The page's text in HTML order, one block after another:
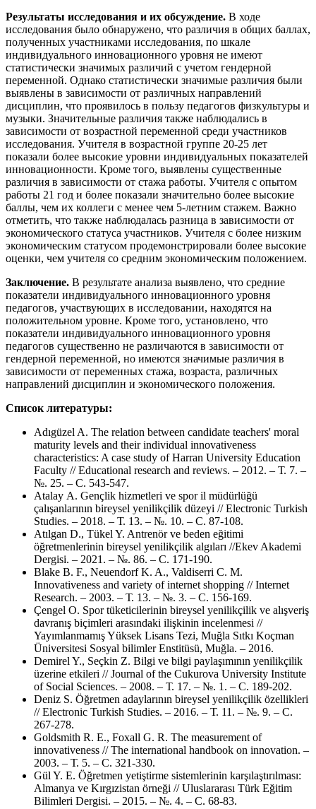
Результаты исследования и их обсуждение. В ходе
исследования было обнаружено, что различия в общих баллах,
полученных участниками исследования, по шкале
индивидуального инновационного уровня не имеют
статистически значимых различий с учетом гендерной
переменной. Однако статистически значимые различия были
выявлены в зависимости от различных направлений
дисциплин, что проявилось в пользу педагогов физкультуры и
музыки. Значительные различия также наблюдались в
зависимости от возрастной переменной среди участников
исследования. Учителя в возрастной группе 20-25 лет
показали более высокие уровни индивидуальных показателей
инновационности. Кроме того, выявлены существенные
различия в зависимости от стажа работы. Учителя с опытом
работы 21 год и более показали значительно более высокие
баллы, чем их коллеги с менее чем 5-летним стажем. Важно
отметить, что также наблюдалась разница в зависимости от
экономического статуса участников. Учителя с более низким
экономическим статусом продемонстрировали более высокие
оценки, чем учителя со средним экономическим положением.
Заключение. В результате анализа выявлено, что средние
показатели индивидуального инновационного уровня
педагогов, участвующих в исследовании, находятся на
положительном уровне. Кроме того, установлено, что
показатели индивидуального инновационного уровня
педагогов существенно не различаются в зависимости от
гендерной переменной, но имеются значимые различия в
зависимости от переменных стажа, возраста, различных
направлений дисциплин и экономического положения.
Список литературы:
Adıgüzel A. The relation between candidate teachers' moral
maturity levels and their individual innovativeness
characteristics: A case study of Harran University Education
Faculty // Educational research and reviews. – 2012. – Т. 7. –
№. 25. – С. 543-547.
Atalay А. Gençlik hizmetleri ve spor il müdürlüğü
çalışanlarının bireysel yenilikçilik düzeyi // Electronic Turkish
Studies. – 2018. – Т. 13. – №. 10. – С. 87-108.
Atılgan D., Tükel Y. Antrenör ve beden eğitimi
öğretmenlerinin bireysel yenilikçilik algıları //Ekev Akademi
Dergisi. – 2021. – №. 86. – С. 171-190.
Blake B. F., Neuendorf K. A., Valdiserri C. M.
Innovativeness and variety of internet shopping // Internet
Research. – 2003. – Т. 13. – №. 3. – С. 156-169.
Çengel O. Spor tüketicilerinin bireysel yenilikçilik ve alışveriş
davranış biçimleri arasındaki ilişkinin incelenmesi //
Yayımlanmamış Yüksek Lisans Tezi, Muğla Sıtkı Koçman
Üniversitesi Sosyal bilimler Enstitüsü, Muğla. – 2016.
Demirel Y., Seçkin Z. Bilgi ve bilgi paylaşımının yenilikçilik
üzerine etkileri // Journal of the Cukurova University Institute
of Social Sciences. – 2008. – Т. 17. – №. 1. – С. 189-202.
Deniz S. Öğretmen adaylarının bireysel yenilikçilik özellikleri
// Electronic Turkish Studies. – 2016. – Т. 11. – №. 9. – С.
267-278.
Goldsmith R. E., Foxall G. R. The measurement of
innovativeness // The international handbook on innovation. –
2003. – Т. 5. – С. 321-330.
Gül Y. E. Öğretmen yetiştirme sistemlerinin karşılaştırılması:
Almanya ve Kırgızistan örneği // Uluslararası Türk Eğitim
Bilimleri Dergisi. – 2015. – №. 4. – С. 68-83.